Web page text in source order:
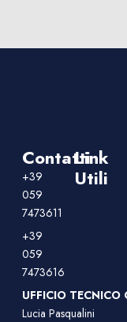
Contatti
+39
059
7473611
+39
059
7473616
UFFICIO TECNICO
Lucia Pasqualini
Link
Utili